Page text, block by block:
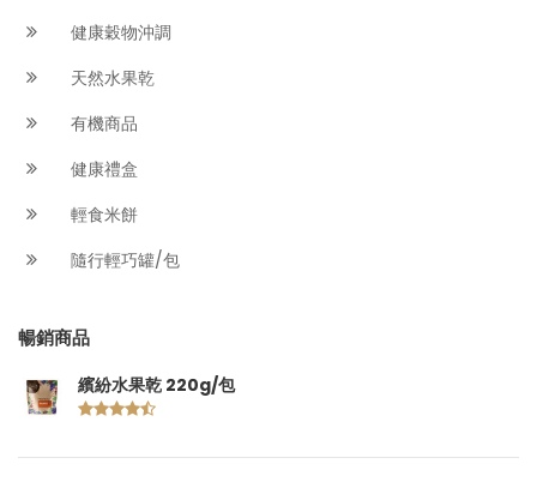
健康穀物沖調
天然水果乾
有機商品
健康禮盒
輕食米餅
隨行輕巧罐/包
暢銷商品
繽紛水果乾 220g/包